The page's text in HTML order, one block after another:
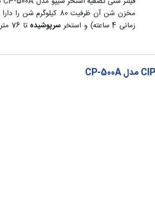
مخزن شن آن ظرفیت 80 کیلوگرم شن را دارا می باشد. این فیلتر مناسب برای تصفیه استخر
زمانی 4 ساعته) و استخر
سرپوشیده